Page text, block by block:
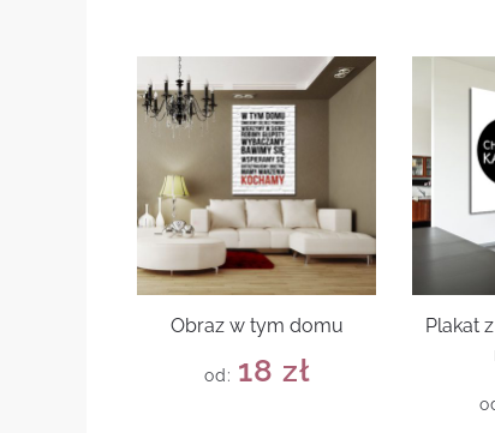
Obraz w tym domu
od: 18 zł
Plakat